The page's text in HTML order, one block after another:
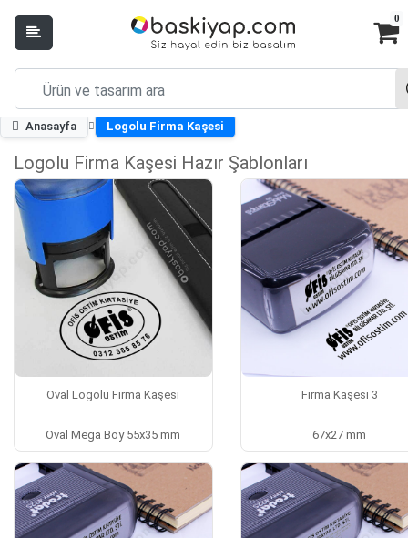
0
Anasayfa Logolu Firma Kaşesi
Logolu Firma Kaşesi Hazır Şablonları
Oval Logolu Firma Kaşesi
Oval Mega Boy 55x35 mm
Firma Kaşesi 3
67x27 mm